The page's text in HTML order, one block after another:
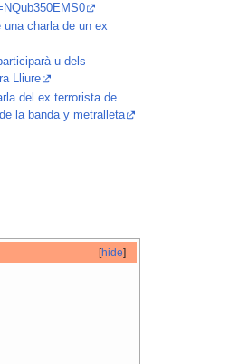
una charla de un ex
u dels
Lliure
del ex terrorista de
la banda y metralleta
[hide]